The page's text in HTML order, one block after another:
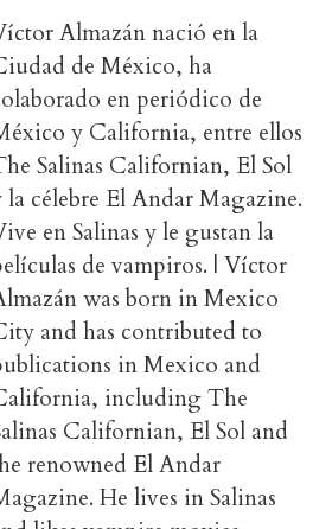
Almazán nació en la
de México, ha
en periódico de
y California, entre ellos
Salinas Californian, El Sol
la célebre El Andar Magazine.
en Salinas y le gustan la
de vampiros. | Víctor
was born in Mexico
and has contributed to
in Mexico and
including The
Californian, El Sol and
renowned El Andar
He lives in Salinas